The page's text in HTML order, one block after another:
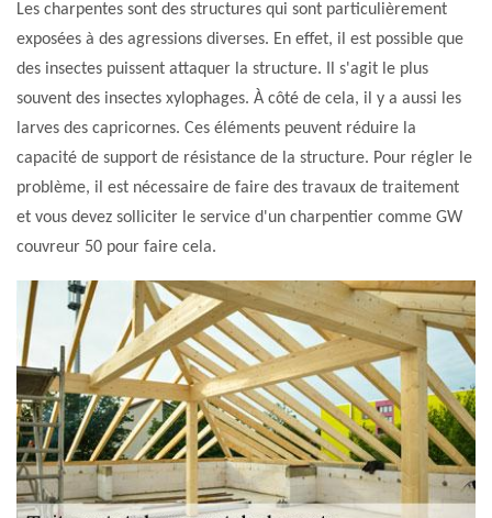
Les charpentes sont des structures qui sont particulièrement
exposées à des agressions diverses. En effet, il est possible que
des insectes puissent attaquer la structure. Il s'agit le plus
souvent des insectes xylophages. À côté de cela, il y a aussi les
larves des capricornes. Ces éléments peuvent réduire la
capacité de support de résistance de la structure. Pour régler le
problème, il est nécessaire de faire des travaux de traitement
et vous devez solliciter le service d'un charpentier comme GW
couvreur 50 pour faire cela.